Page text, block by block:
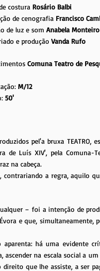
costura Rosário Balbi
de cenografia Francisco
de luz e som Anabela Monteiro
e produçãoVanda Rufo
Comuna Teatro de
M/12
50'
pel'a bruxa TEATRO,
Luís XIV', pela Comuna-
na cabeça.
contrariando a regra, aquilo
– foi a intenção de
e que, simultaneamente,
aparenta: há uma evidente
na escala social a
que lhe assiste, a ser